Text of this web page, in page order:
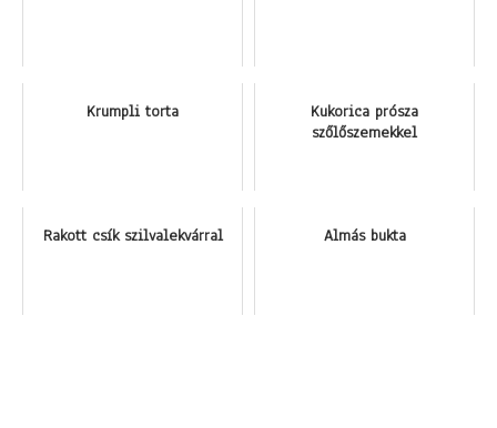
Krumpli torta
Kukorica prósza
szőlőszemekkel
Rakott csík szilvalekvárral Almás bukta